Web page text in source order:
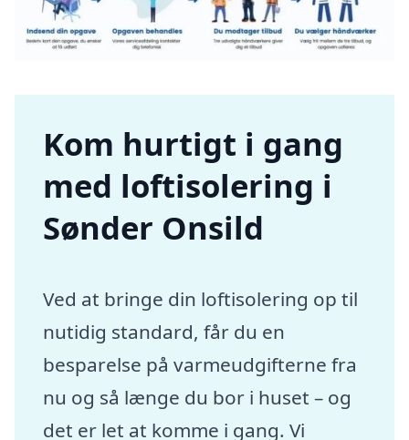
Kom hurtigt i gang
med loftisolering i
Sønder Onsild
Ved at bringe din loftisolering op til
nutidig standard, får du en
besparelse på varmeudgifterne fra
nu og så længe du bor i huset – og
det er let at komme i gang. Vi